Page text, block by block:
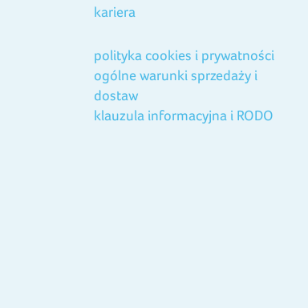
kariera
polityka cookies i prywatności
ogólne warunki sprzedaży i
dostaw
klauzula informacyjna i RODO